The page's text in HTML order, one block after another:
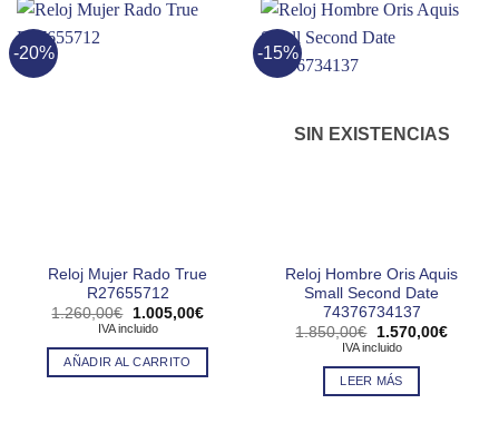
-20%
Reloj Mujer Rado True
R27655712
1.260,00€
El
precio
era:
1.260,00€.
1.005,00€El
IVA incluido
AÑADIR AL CARRITO
-15%
SIN EXISTENCIAS
Reloj Hombre Oris Aquis
Small Second Date
74376734137
1.850,00€
El
precio
era:
1.850,00€.
1.570,00€El
IVA incluido
LEER MÁS